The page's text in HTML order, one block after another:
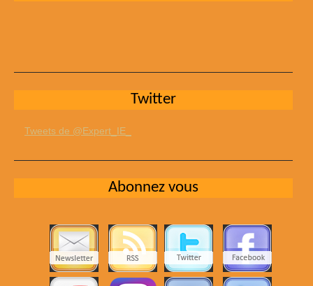
Twitter
Tweets de @Expert_IE_
Abonnez vous